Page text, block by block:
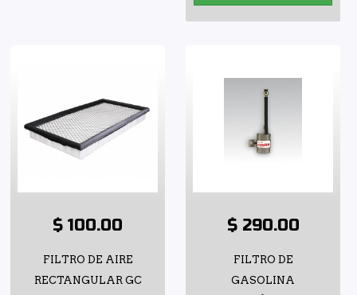
$ 100.00
FILTRO DE AIRE
RECTANGULAR GC
$ 290.00
FILTRO DE
GASOLINA